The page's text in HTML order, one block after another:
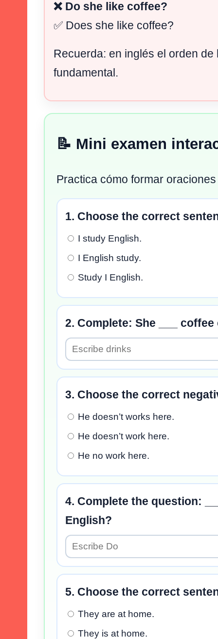
❌ Do she like coffee?
✅ Does she like coffee?
Recuerda: en inglés el orden de
fundamental.
📝 Mini examen
Practica cómo formar
1. Choose the correct
I study English.
I English study.
Study I English.
2. Complete: She ___
3. Choose the correct
He doesn’t works here.
He doesn’t work here.
He no work here.
4. Complete the question:
English?
5. Choose the correct
They are at home.
They is at home.